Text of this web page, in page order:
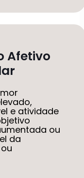
Afetivo
e atividade
ou
da